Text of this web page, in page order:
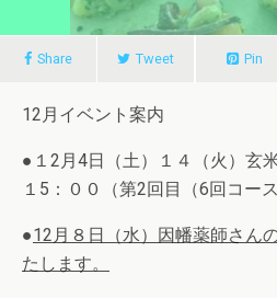
Share Tweet Pin
12月イベント案内
●１2月4日（土）１４（火）玄
１5：００（第2回目（6回コース
●12 月８日（水）因幡薬師さん
たします。